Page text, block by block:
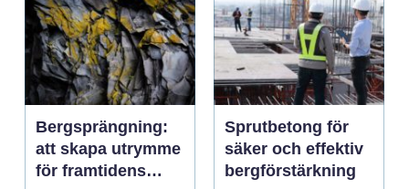
Bergsprängning:
att skapa utrymme
för framtidens
Sprutbetong för
säker och effektiv
bergförstärkning